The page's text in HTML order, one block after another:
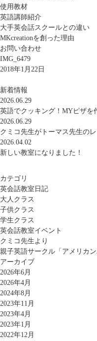
使用教材
英語講師紹介
大手英会話スクールとの違い
MKcreationを創った理由
お問い合わせ
IMG_6479
2018年1月22日
新着情報
2026.06.29
英語でクッキング！MYピザを
2026.06.29
クミコ先生がトーマス先生の
2026.04.02
新しい教室になりました！
カテゴリ
英会話教室日記
大人クラス
子供クラス
学生クラス
英会話教室イベント
クミコ先生より
親子英語サークル「アメリカン
アーカイブ
2026年6月
2026年4月
2024年8月
2023年11月
2023年4月
2023年1月
2022年12月